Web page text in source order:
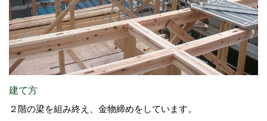
建て方
２階の梁を組み終え、金物締めをしています。